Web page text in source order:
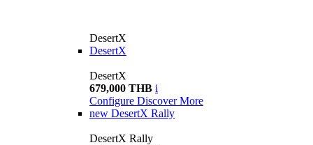
DesertX
DesertX
DesertX
679,000 THB i
Configure Discover More
new DesertX Rally
DesertX Rally